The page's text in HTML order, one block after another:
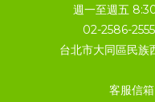
週一至週五
02-2586-
台北市大同區民族
客服信箱